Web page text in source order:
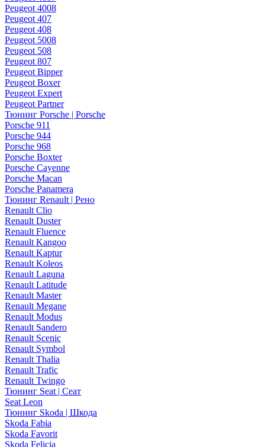
Peugeot 4008
Peugeot 407
Peugeot 408
Peugeot 5008
Peugeot 508
Peugeot 807
Peugeot Bipper
Peugeot Boxer
Peugeot Expert
Peugeot Partner
Тюнинг Porsche | Porsche
Porsche 911
Porsche 944
Porsche 968
Porsche Boxter
Porsche Cayenne
Porsche Macan
Porsche Panamera
Тюнинг Renault | Рено
Renault Clio
Renault Duster
Renault Fluence
Renault Kangoo
Renault Kaptur
Renault Koleos
Renault Laguna
Renault Latitude
Renault Master
Renault Megane
Renault Modus
Renault Sandero
Renault Scenic
Renault Symbol
Renault Thalia
Renault Trafic
Renault Twingo
Тюнинг Seat | Сеат
Seat Leon
Тюнинг Skoda | Шкода
Skoda Fabia
Skoda Favorit
Skoda Felicia